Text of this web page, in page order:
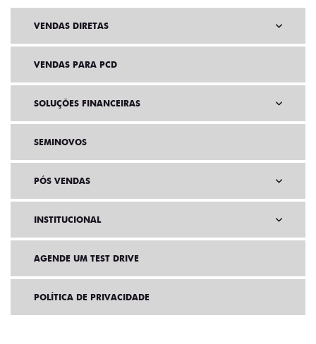
VENDAS DIRETAS
VENDAS PARA PCD
SOLUÇÕES FINANCEIRAS
SEMINOVOS
PÓS VENDAS
INSTITUCIONAL
AGENDE UM TEST DRIVE
POLÍTICA DE PRIVACIDADE